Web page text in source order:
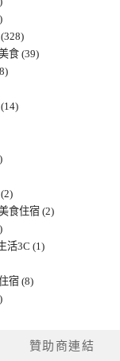
食 (39)
食住宿 (2)
活3C (1)
宿 (8)
贊助商連結